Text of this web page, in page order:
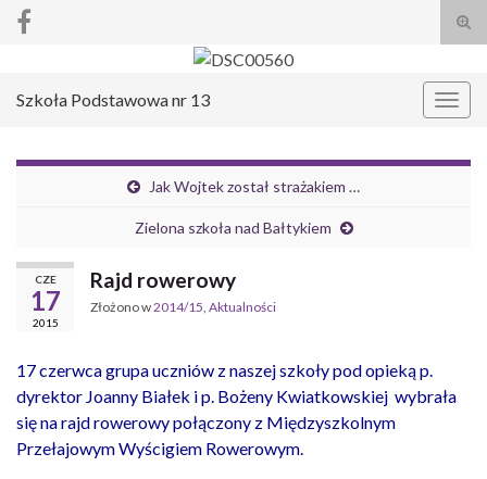
Szkoła Podstawowa nr 13
Jak Wojtek został strażakiem …
Zielona szkoła nad Bałtykiem
CZE
17
2015
Rajd rowerowy
Złożono w2014/15 Aktualności
17 czerwca grupa uczniów z naszej szkoły pod opieką p.
dyrektor Joanny Białek i p. Bożeny Kwiatkowskiej wybrała
się na rajd rowerowy połączony z Międzyszkolnym
Przełajowym Wyścigiem Rowerowym.